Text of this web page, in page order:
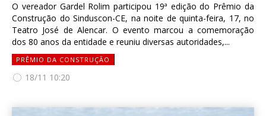
O vereador Gardel Rolim participou 19ª edição do Prêmio da
Construção do Sinduscon-CE, na noite de quinta-feira, 17, no
Teatro José de Alencar. O evento marcou a comemoração
dos 80 anos da entidade e reuniu diversas autoridades,...
PRÊMIO DA CONSTRUÇÃO
18/11 10:20